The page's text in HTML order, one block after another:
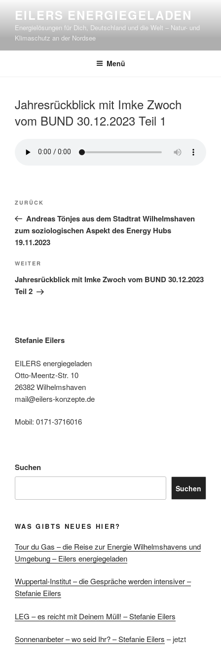
springen
EILERS ENERGIEGELADEN
Energielösungen für Dich, Deutschland und die Welt – Natur- und
Klimaschutz an der Nordsee
Menü
Jahresrückblick mit Imke Zwoch
vom BUND 30.12.2023 Teil 1
Beitragsnavigation
Vorheriger
Beitrag
ZURÜCK
Andreas Tönjes aus dem Stadtrat Wilhelmshaven
zum soziologischen Aspekt des Energy Hubs
19.11.2023
Nächster
Beitrag
WEITER
Jahresrückblick mit Imke Zwoch vom BUND 30.12.2023
Teil 2
Stefanie Eilers
EILERS energiegeladen
Otto-Meentz-Str. 10
26382 Wilhelmshaven
mail@eilers-konzepte.de
Mobil: 0171-3716016
Suchen
Suchen
WAS GIBTS NEUES HIER?
Tour du Gas – die Reise zur Energie Wilhelmshavens und
Umgebung – Eilers energiegeladen
Wuppertal-Institut – die Gespräche werden intensiver –
Stefanie Eilers
LEG – es reicht mit Deinem Müll! – Stefanie Eilers
Sonnenanbeter – wo seid Ihr? – Stefanie Eilers – jetzt